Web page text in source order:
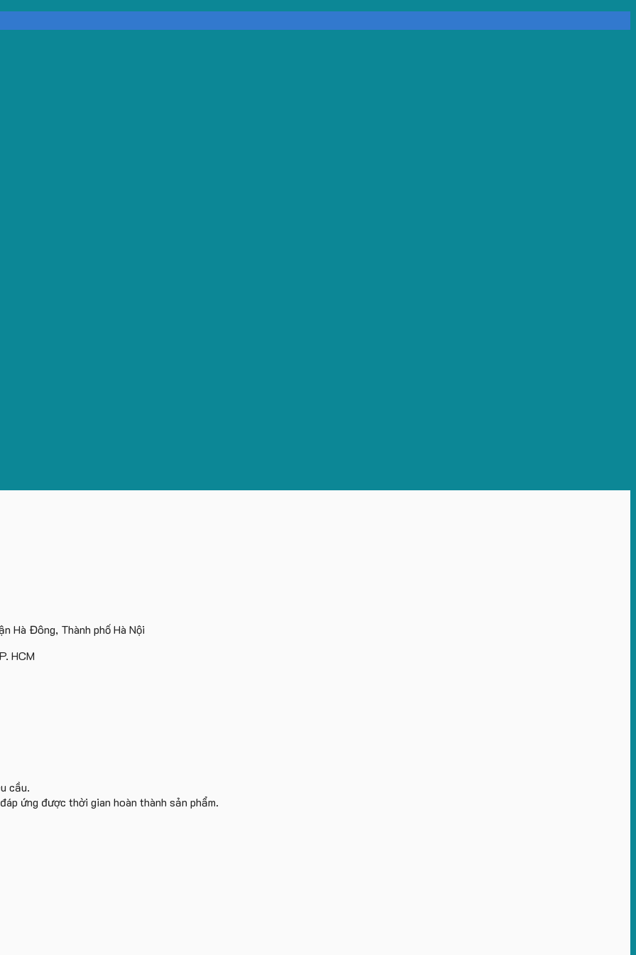
Hà Đông, Thành phố Hà Nội
HCM
cầu.
ứng được thời gian hoàn thành sản phẩm.